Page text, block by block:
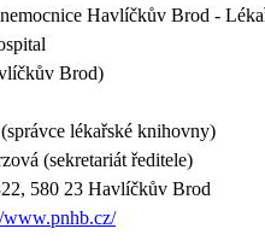
Havlíčkův Brod -
Brod)
lékařské knihovny)
(sekretariát ředitele)
580 23 Havlíčkův Brod
www.pnhb.cz/